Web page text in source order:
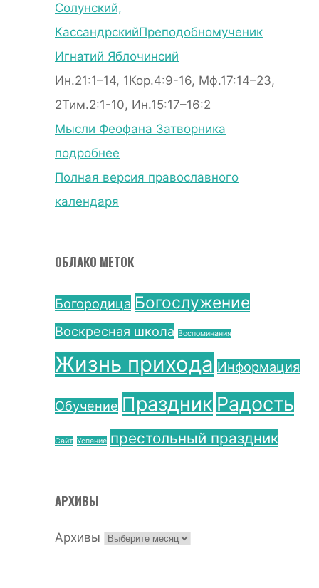
Солунский,
КассандрскийПреподобномученик
Игнатий Яблочинсий
Ин.21:1–14, 1Кор.4:9-16, Мф.17:14–23,
2Тим.2:1-10, Ин.15:17–16:2
Мысли Феофана Затворника
подробнее
Полная версия православного
календаря
ОБЛАКО МЕТОК
Богородица Богослужение
Воскресная школа Воспоминания
Жизнь прихода Информация
Обучение Праздник Радость
Сайт Успение престольный праздник
АРХИВЫ
Архивы